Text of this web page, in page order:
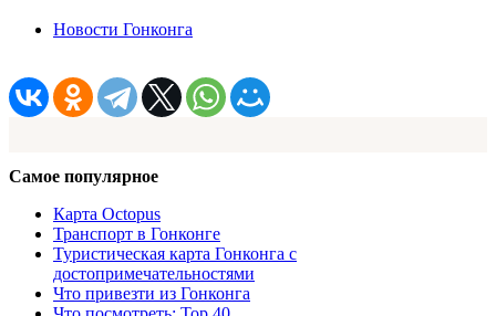
Новости Гонконга
Самое популярное
Карта Octopus
Транспорт в Гонконге
Туристическая карта Гонконга с
достопримечательностями
Что привезти из Гонконга